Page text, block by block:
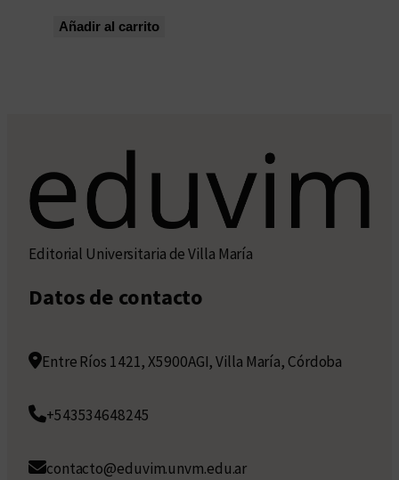
Añadir al carrito
Editorial Universitaria de Villa María
Datos de contacto
Entre Ríos 1421, X5900AGI, Villa María, Córdoba
+543534648245
contacto@eduvim.unvm.edu.ar